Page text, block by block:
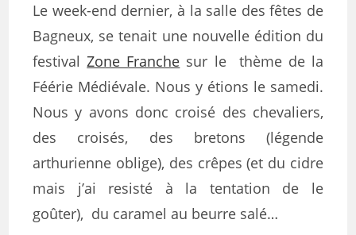
Le week-end dernier, à la salle des fêtes de
Bagneux, se tenait une nouvelle édition du
festivalZone Franche sur le thème de la
Féérie Médiévale. Nous y étions le samedi.
Nous y avons donc croisé des chevaliers,
des croisés, des bretons (légende
arthurienne oblige), des crêpes (et du cidre
mais j’ai resisté à la tentation de le
goûter), du caramel au beurre salé…